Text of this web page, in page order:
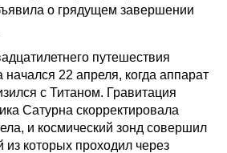
о грядущем завершении
путешествия
начался 22 апреля, когда аппарат
с Титаном. Гравитация
Сатурна скорректировала
и космический зонд совершил
из которых проходил через